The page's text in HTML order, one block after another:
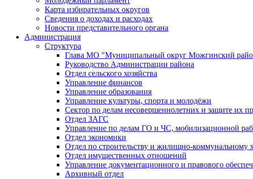
Карта избирательных округов
Сведения о доходах и расходах
Новости представительного органа
Администрация
Структура
Глава МО "Муниципальный округ Можгинский
Руководство Администрации района
Отдел сельского хозяйства
Управление финансов
Управление образования
Управление культуры, спорта и молодёжи
Сектор по делам несовершеннолетних и защите их
Отдел ЗАГС
Управление по делам ГО и ЧС, мобилизационной
Отдел экономики
Отдел по строительству и жилищно-коммунальному
Отдел имущественных отношений
Управление документационного и правового
Архивный отдел